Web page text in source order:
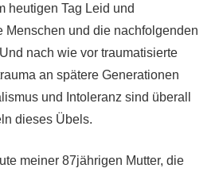
heutigen Tag Leid und
Menschen und die nachfolgenden
nach wie vor traumatisierte
an spätere Generationen
und Intoleranz sind überall
dieses Übels.
meiner 87jährigen Mutter, die